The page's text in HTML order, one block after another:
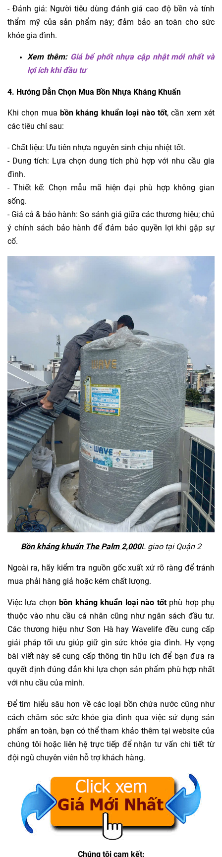
- Đánh giá: Người tiêu dùng đánh giá cao độ bền và tính
thẩm mỹ của sản phẩm này; đảm bảo an toàn cho sức
khỏe gia đình.
Xem thêm: Giá bể phốt nhựa cập nhật mới nhất và
lợi ích khi đầu tư
4. Hướng Dẫn Chọn Mua Bồn Nhựa Kháng Khuẩn
Khi chọn muabồn kháng khuẩn loại nào tốt, cần xem xét
các tiêu chí sau:
- Chất liệu: Ưu tiên nhựa nguyên sinh chịu nhiệt tốt.
- Dung tích: Lựa chọn dung tích phù hợp với nhu cầu gia
đình.
- Thiết kế: Chọn mẫu mã hiện đại phù hợp không gian
sống.
- Giá cả & bảo hành: So sánh giá giữa các thương hiệu; chú
ý chính sách bảo hành để đảm bảo quyền lợi khi gặp sự
cố.
Bồn kháng khuẩn The Palm 2,000L giao tại Quận 2
Ngoài ra, hãy kiểm tra nguồn gốc xuất xứ rõ ràng để tránh
mua phải hàng giả hoặc kém chất lượng.
Việc lựa chọn bồn kháng khuẩn loại nào tốt phù hợp phụ
thuộc vào nhu cầu cá nhân cũng như ngân sách đầu tư.
Các thương hiệu như Sơn Hà hay Wavelife đều cung cấp
giải pháp tối ưu giúp giữ gìn sức khỏe gia đình. Hy vọng
bài viết này sẽ cung cấp thông tin hữu ích để bạn đưa ra
quyết định đúng đắn khi lựa chọn sản phẩm phù hợp nhất
với nhu cầu của mình.
Để tìm hiểu sâu hơn về các loại bồn chứa nước cũng như
cách chăm sóc sức khỏe gia đình qua việc sử dụng sản
phẩm an toàn, bạn có thể tham khảo thêm tại website của
chúng tôi hoặc liên hệ trực tiếp để nhận tư vấn chi tiết từ
đội ngũ chuyên viên hỗ trợ khách hàng.
Chúng tôi cam kết: